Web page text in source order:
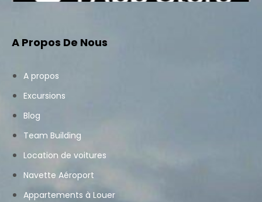
A Propos De Nous
A propos
Excursions
Blog
Team Building
Location de voitures
Navette Aéroport
Appartements à Louer